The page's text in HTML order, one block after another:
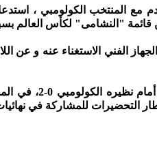
مع المنتخب الكولومبي ،
قائمة "النشامى" لكأس العالم
الفني الاستغناء عنه و عن
وكان قد تعثر
للمشاركة في نهائيات